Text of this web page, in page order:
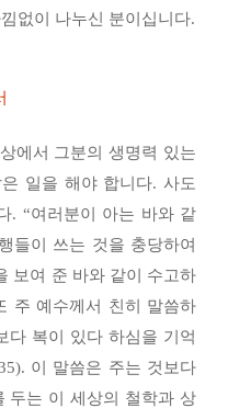
없이 나누신 분이십니다.
에서 그분의 생명력 있는
일을 해야 합니다. 사도
. “여러분이 아는 바와 같
들이 쓰는 것을 충당하여
보여 준 바와 같이 수고하
주 예수께서 친히 말씀하
다 복이 있다 하심을 기억
이 말씀은 주는 것보다
두는 이 세상의 철학과 상